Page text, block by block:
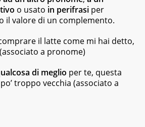
o usato in perifrasi per
il valore di un complemento.
il latte come mi hai detto,
a pronome)
di meglio per te, questa
troppo vecchia (associato a